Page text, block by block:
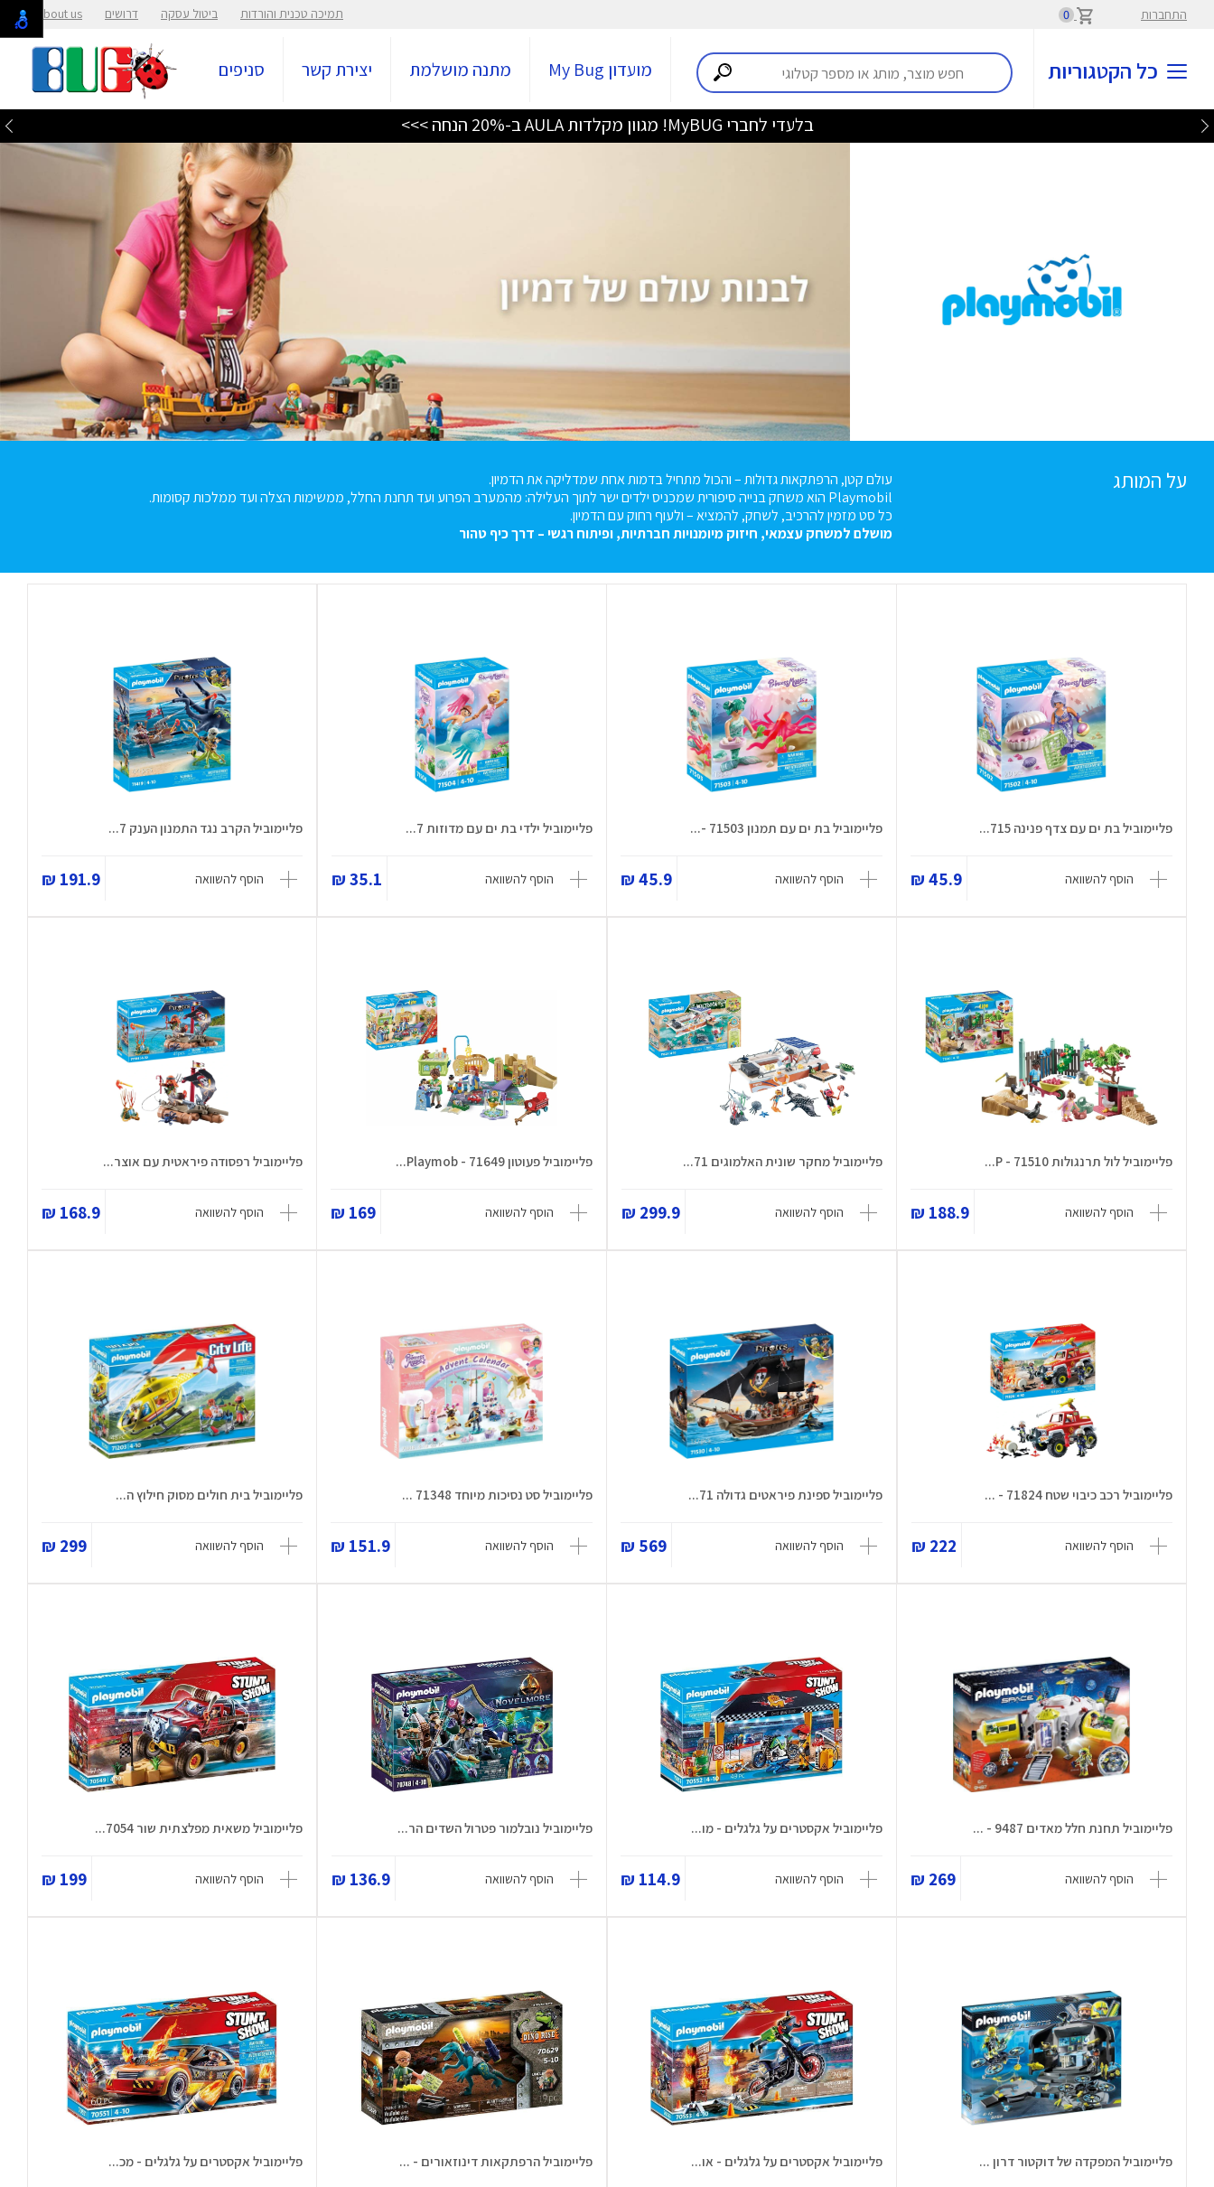
התחברות 0 תמיכה טכנית והורדות ביטול עסקה דרושים About us
כל הקטגוריות מועדון My Bug מתנה מושלמת יצירת קשר סניפים
בלעדי לחברי MyBUG! מגוון מקלדות AULA ב-20% הנחה >>>
על המותג עולם קטן, הרפתקאות גדולות – והכול מתחיל בדמות אחת שמדליקה את הדמיון.
Playmobil הוא משחק בנייה סיפורית שמכניס ילדים ישר לתוך העלילה: מהמערב הפרוע ועד תחנת החלל, ממשימות הצלה ועד ממלכות קסומות.
כל סט מזמין להרכיב, לשחק, להמציא – ולעוף רחוק עם הדמיון.
מושלםלמשחקעצמאי, חיזוקמיומנויותחברתיות,ופיתוחרגשי– דרךכיףטהור
פליימוביל בת ים עם צדף פנינה 715...
הוסף להשוואה 45.9 ₪
פליימוביל בת ים עם תמנון 71503 -...
הוסף להשוואה 45.9 ₪
פליימוביל ילדי בת ים עם מדוזות 7...
הוסף להשוואה 35.1 ₪
פליימוביל הקרב נגד התמנון הענק 7...
הוסף להשוואה 191.9 ₪
פליימוביל לול תרנגולות 71510 - P...
הוסף להשוואה 188.9 ₪
פליימוביל מחקר שונית האלמוגים 71...
הוסף להשוואה 299.9 ₪
פליימוביל פעוטון 71649 - Playmob...
הוסף להשוואה 169 ₪
פליימוביל רפסודה פיראטית עם אוצר...
הוסף להשוואה 168.9 ₪
פליימוביל רכב כיבוי שטח 71824 - ...
הוסף להשוואה 222 ₪
פליימוביל ספינת פיראטים גדולה 71...
הוסף להשוואה 569 ₪
פליימוביל סט נסיכות מיוחד 71348 ...
הוסף להשוואה 151.9 ₪
פליימוביל בית חולים מסוק חילוץ ה...
הוסף להשוואה 299 ₪
פליימוביל תחנת חלל מאדים 9487 - ...
הוסף להשוואה 269 ₪
פליימוביל אקסטרים על גלגלים - מו...
הוסף להשוואה 114.9 ₪
פליימוביל נובלמור פטרול השדים הר...
הוסף להשוואה 136.9 ₪
פליימוביל משאית מפלצתית שור 7054...
הוסף להשוואה 199 ₪
פליימוביל המפקדה של דוקטור דרון ... פליימוביל אקסטרים על גלגלים - או... פליימוביל הרפתקאות דינוזאורים - ... פליימוביל אקסטרים על גלגלים - מכ...